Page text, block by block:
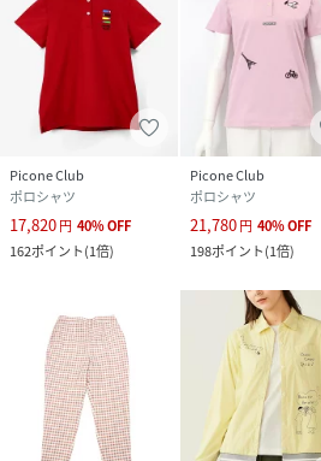
Picone Club
ポロシャツ
17,820円 40%OFF
162ポイント(1倍)
Picone Club
ポロシャツ
21,780円 40%OFF
198ポイント(1倍)